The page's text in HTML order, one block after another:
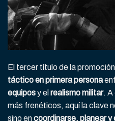
El tercer título de la
táctico en primera persona
equiposy el realismo militar. A
más frenéticos, aquí la clave
sino encoordinarse, planear